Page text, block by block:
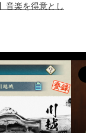
音楽を得意とし
女性